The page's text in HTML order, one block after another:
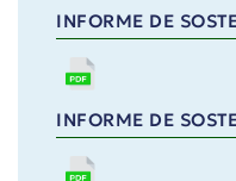
INFORME DE
INFORME DE